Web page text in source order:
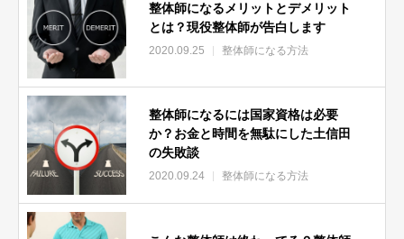
準備中
【整体師】治療の概念を覆す黄金ルール‼️最後の〆は胸鎖乳
突！？
準備中
【整体師】大クレームにならない‼️ハムストリングスの正しい
ポイントと捉え方
準備中
【腰痛 治し方】おすすめ腰痛３大テクニック‼️これで腰痛は
恐くない！
整体師になるメリットとデメリット
とは？現役整体師が告白します
2020.09.25 整体師になる方法
整体師になるには国家資格は必要
か？お金と時間を無駄にした土信田
の失敗談
2020.09.24 整体師になる方法